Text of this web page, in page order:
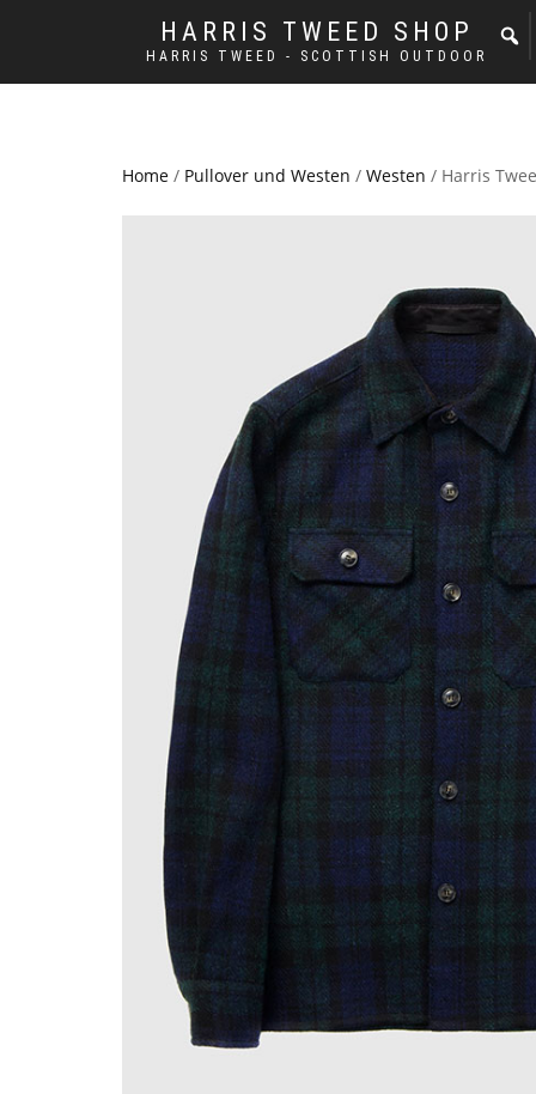
HARRIS TWEED SHOP
HARRIS TWEED - SCOTTISH OUTDOOR
Home / Pullover und Westen / Westen / Harris